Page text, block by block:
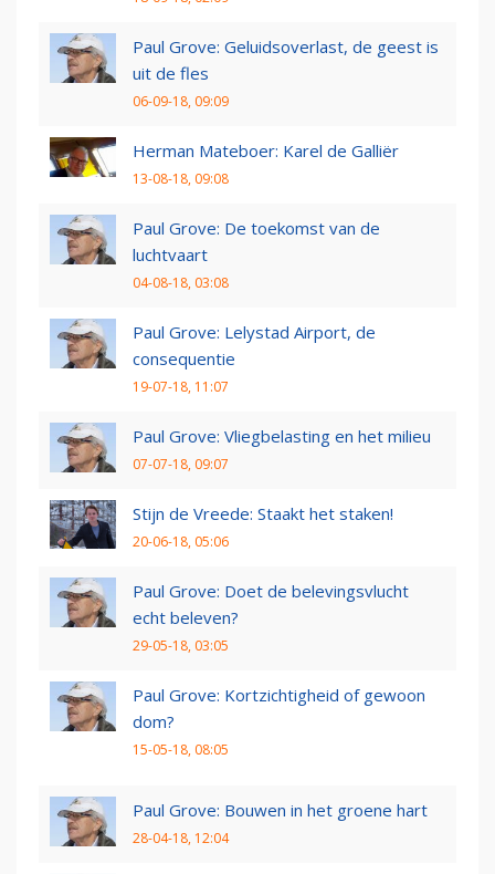
Paul Grove: Geluidsoverlast, de geest is
uit de fles
06-09-18, 09:09
Herman Mateboer: Karel de Galliër
13-08-18, 09:08
Paul Grove: De toekomst van de
luchtvaart
04-08-18, 03:08
Paul Grove: Lelystad Airport, de
consequentie
19-07-18, 11:07
Paul Grove: Vliegbelasting en het milieu
07-07-18, 09:07
Stijn de Vreede: Staakt het staken!
20-06-18, 05:06
Paul Grove: Doet de belevingsvlucht
echt beleven?
29-05-18, 03:05
Paul Grove: Kortzichtigheid of gewoon
dom?
15-05-18, 08:05
Paul Grove: Bouwen in het groene hart
28-04-18, 12:04